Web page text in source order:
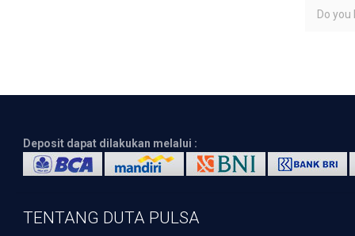
Do you
Deposit dapat dilakukan melalui :
TENTANG DUTA PULSA